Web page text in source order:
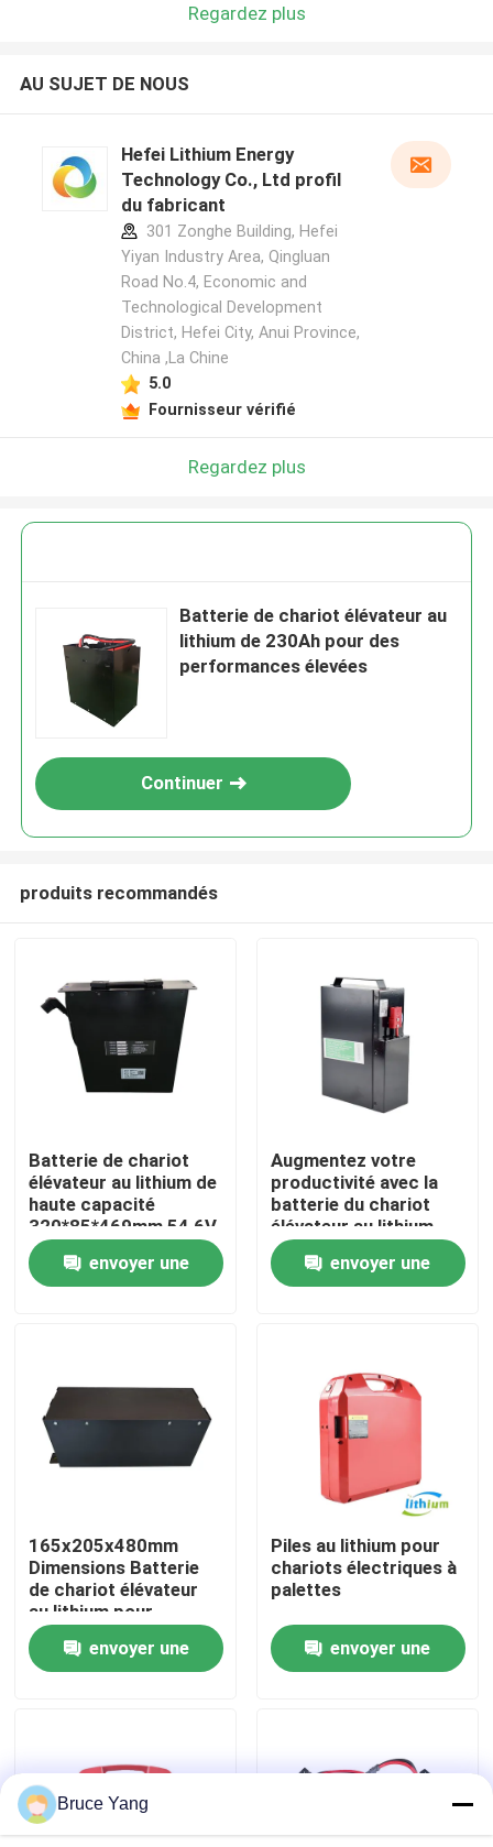
Maison
Produits
Visite d'usine
Demandez une citation
batterie au lithium de chariot élévateur
Batterie de chariot élévateur au lithium-ion de 48 volts
Batterie de camion de palette
Regardez plus
AU SUJET DE NOUS
Hefei Lithium Energy
Technology Co., Ltd profil
du fabricant
301 Zonghe Building, Hefei
Yiyan Industry Area, Qingluan
Road No.4, Economic and
Technological Development
District, Hefei City, Anui Province,
China ,La Chine
5.0
Fournisseur vérifié
Regardez plus
Batterie de chariot élévateur au
lithium de 230Ah pour des
performances élevées
Continuer
produits recommandés
Batterie de chariot
élévateur au lithium de
haute capacité
320*85*469mm 54,6V
Longue durée de vie
envoyer une
Augmentez votre
productivité avec la
batterie du chariot
élévateur au lithium
envoyer une
165x205x480mm
Dimensions Batterie
de chariot élévateur
au lithium pour
applications lourdes
envoyer une
Piles au lithium pour
chariots électriques à
palettes
envoyer une
Bruce Yang